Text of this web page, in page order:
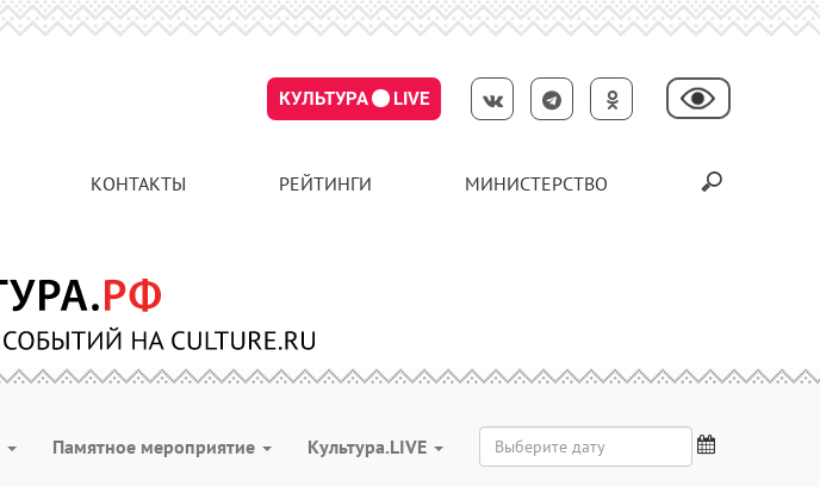
КУЛЬТУРА LIVE
КОНТАКТЫ РЕЙТИНГИ МИНИСТЕРСТВО
Памятное мероприятие Культура.LIVE